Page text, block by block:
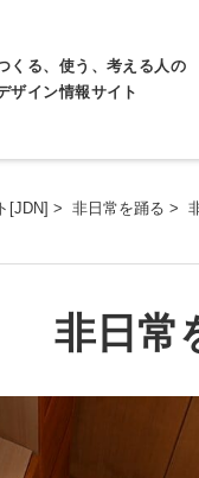
くる、使う、考える人の
ザイン情報サイト
[JDN] > 非日常を踊る >
非日常